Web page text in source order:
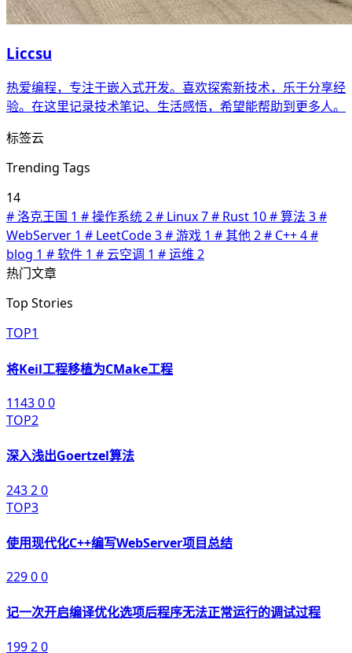
Liccsu
热爱编程，专注于嵌入式开发。喜欢探索新技术，乐于分享经
验。在这里记录技术笔记、生活感悟，希望能帮助到更多人。
标签云
Trending Tags
14
#洛克王国 1 #操作系统2# Linux7# Rust 10#算法 3#
WebServer 1 # LeetCode3#游戏 1 #其他2# C++4#
blog 1 #软件 1 #云空调 1 #运维2
热门文章
Top Stories
TOP1
将Keil工程移植为CMake工程
114300
TOP2
深入浅出Goertzel算法
24320
TOP3
使用现代化C++编写WebServer项目总结
22900
记一次开启编译优化选项后程序无法正常运行的调试过程
19920